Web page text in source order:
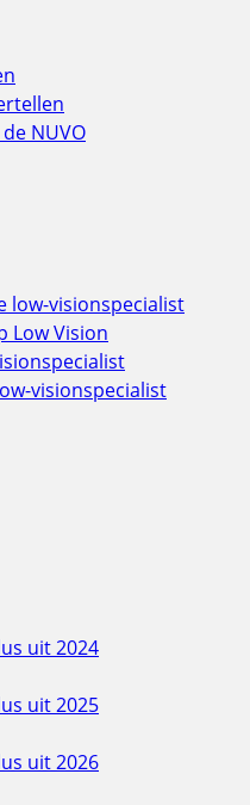
NUVO
low-visionspecialist
Low Vision
visionspecialist
uit 2024
uit 2025
uit 2026